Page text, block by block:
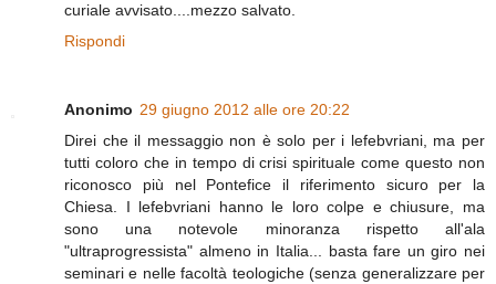
curiale avvisato....mezzo salvato.
Rispondi
Anonimo 29 giugno 2012 alle ore 20:22
Direi che il messaggio non è solo per i lefebvriani, ma per
tutti coloro che in tempo di crisi spirituale come questo non
riconosco più nel Pontefice il riferimento sicuro per la
Chiesa. I lefebvriani hanno le loro colpe e chiusure, ma
sono una notevole minoranza rispetto all'ala
"ultraprogressista" almeno in Italia... basta fare un giro nei
seminari e nelle facoltà teologiche (senza generalizzare per